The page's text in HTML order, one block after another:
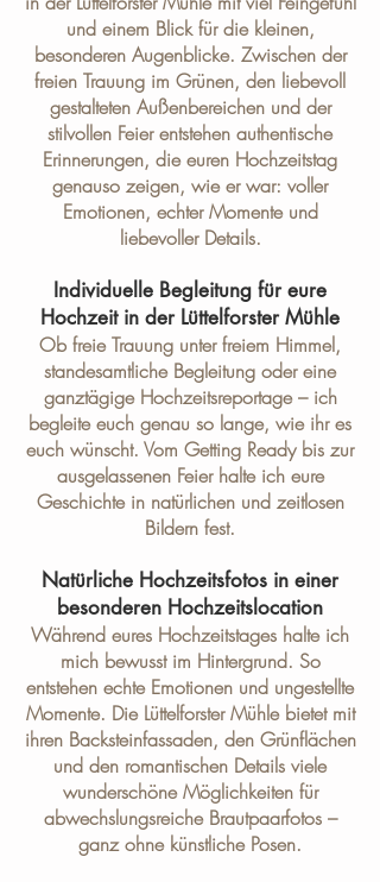
und einem Blick für die kleinen,
besonderen Augenblicke. Zwischen der
freien Trauung im Grünen, den liebevoll
gestalteten Außenbereichen und der
stilvollen Feier entstehen authentische
Erinnerungen, die euren Hochzeitstag
genauso zeigen, wie er war: voller
Emotionen, echter Momente und
liebevoller Details.
Individuelle Begleitung für eure
Hochzeit in der Lüttelforster Mühle
Ob freie Trauung unter freiem Himmel,
standesamtliche Begleitung oder eine
ganztägige Hochzeitsreportage – ich
begleite euch genau so lange, wie ihr es
euch wünscht. Vom Getting Ready bis zur
ausgelassenen Feier halte ich eure
Geschichte in natürlichen und zeitlosen
Bildern fest.
Natürliche Hochzeitsfotos in einer
besonderen Hochzeitslocation
Während eures Hochzeitstages halte ich
mich bewusst im Hintergrund. So
entstehen echte Emotionen und ungestellte
Momente. Die Lüttelforster Mühle bietet mit
ihren Backsteinfassaden, den Grünflächen
und den romantischen Details viele
wunderschöne Möglichkeiten für
abwechslungsreiche Brautpaarfotos –
ganz ohne künstliche Posen.